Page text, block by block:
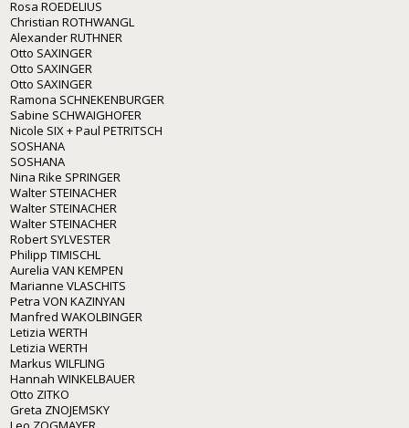
Rosa ROEDELIUS
Christian ROTHWANGL
Alexander RUTHNER
Otto SAXINGER
Otto SAXINGER
Otto SAXINGER
Ramona SCHNEKENBURGER
Sabine SCHWAIGHOFER
Nicole SIX + Paul PETRITSCH
SOSHANA
SOSHANA
Nina Rike SPRINGER
Walter STEINACHER
Walter STEINACHER
Walter STEINACHER
Robert SYLVESTER
Philipp TIMISCHL
Aurelia VAN KEMPEN
Marianne VLASCHITS
Petra VON KAZINYAN
Manfred WAKOLBINGER
Letizia WERTH
Letizia WERTH
Markus WILFLING
Hannah WINKELBAUER
Otto ZITKO
Greta ZNOJEMSKY